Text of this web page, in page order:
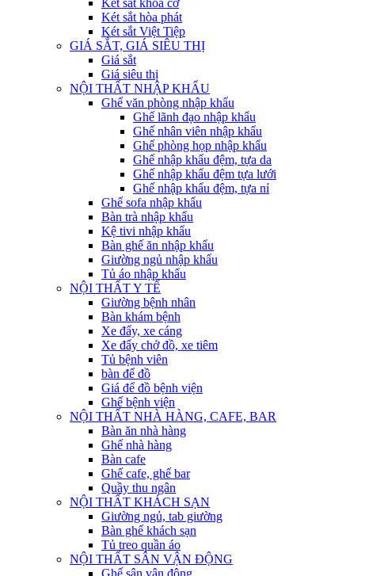
Két sắt khóa cơ
Két sắt hòa phát
Két sắt Việt Tiệp
GIÁ SẮT, GIÁ SIÊU THỊ
Giá sắt
Giá siêu thị
NỘI THẤT NHẬP KHẨU
Ghế văn phòng nhập khẩu
Ghế lãnh đạo nhập khẩu
Ghế nhân viên nhập khẩu
Ghế phòng họp nhập khẩu
Ghế nhập khẩu đệm, tựa da
Ghế nhập khẩu đệm tựa lưới
Ghế nhập khẩu đệm, tựa nỉ
Ghế sofa nhập khẩu
Bàn trà nhập khẩu
Kệ tivi nhập khẩu
Bàn ghế ăn nhập khẩu
Giường ngủ nhập khẩu
Tủ áo nhập khẩu
NỘI THẤT Y TẾ
Giường bệnh nhân
Bàn khám bệnh
Xe đẩy, xe cáng
Xe đẩy chở đồ, xe tiêm
Tủ bệnh viên
bàn để đồ
Giá để đồ bệnh viện
Ghế bệnh viện
NỘI THẤT NHÀ HÀNG, CAFE, BAR
Bàn ăn nhà hàng
Ghế nhà hàng
Bàn cafe
Ghế cafe, ghế bar
Quầy thu ngân
NỘI THẤT KHÁCH SẠN
Giường ngủ, tab giường
Bàn ghế khách sạn
Tủ treo quần áo
NỘI THẤT SÂN VẬN ĐỘNG
Ghế sân vận động